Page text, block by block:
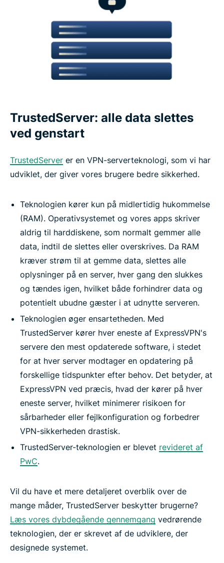
TrustedServer: alle data slettes
ved genstart
TrustedServer er en VPN-serverteknologi, som vi har
udviklet, der giver vores brugere bedre sikkerhed.
Teknologien kører kun på midlertidig hukommelse
(RAM). Operativsystemet og vores apps skriver
aldrig til harddiskene, som normalt gemmer alle
data, indtil de slettes eller overskrives. Da RAM
kræver strøm til at gemme data, slettes alle
oplysninger på en server, hver gang den slukkes
og tændes igen, hvilket både forhindrer data og
potentielt ubudne gæster i at udnytte serveren.
Teknologien øger ensartetheden. Med
TrustedServer kører hver eneste af ExpressVPN's
servere den mest opdaterede software, i stedet
for at hver server modtager en opdatering på
forskellige tidspunkter efter behov. Det betyder, at
ExpressVPN ved præcis, hvad der kører på hver
eneste server, hvilket minimerer risikoen for
sårbarheder eller fejlkonfiguration og forbedrer
VPN-sikkerheden drastisk.
TrustedServer-teknologien er blevet revideret af
PwC.
Vil du have et mere detaljeret overblik over de
mange måder, TrustedServer beskytter brugerne?
Læs vores dybdegående gennemgang vedrørende
teknologien, der er skrevet af de udviklere, der
designede systemet.